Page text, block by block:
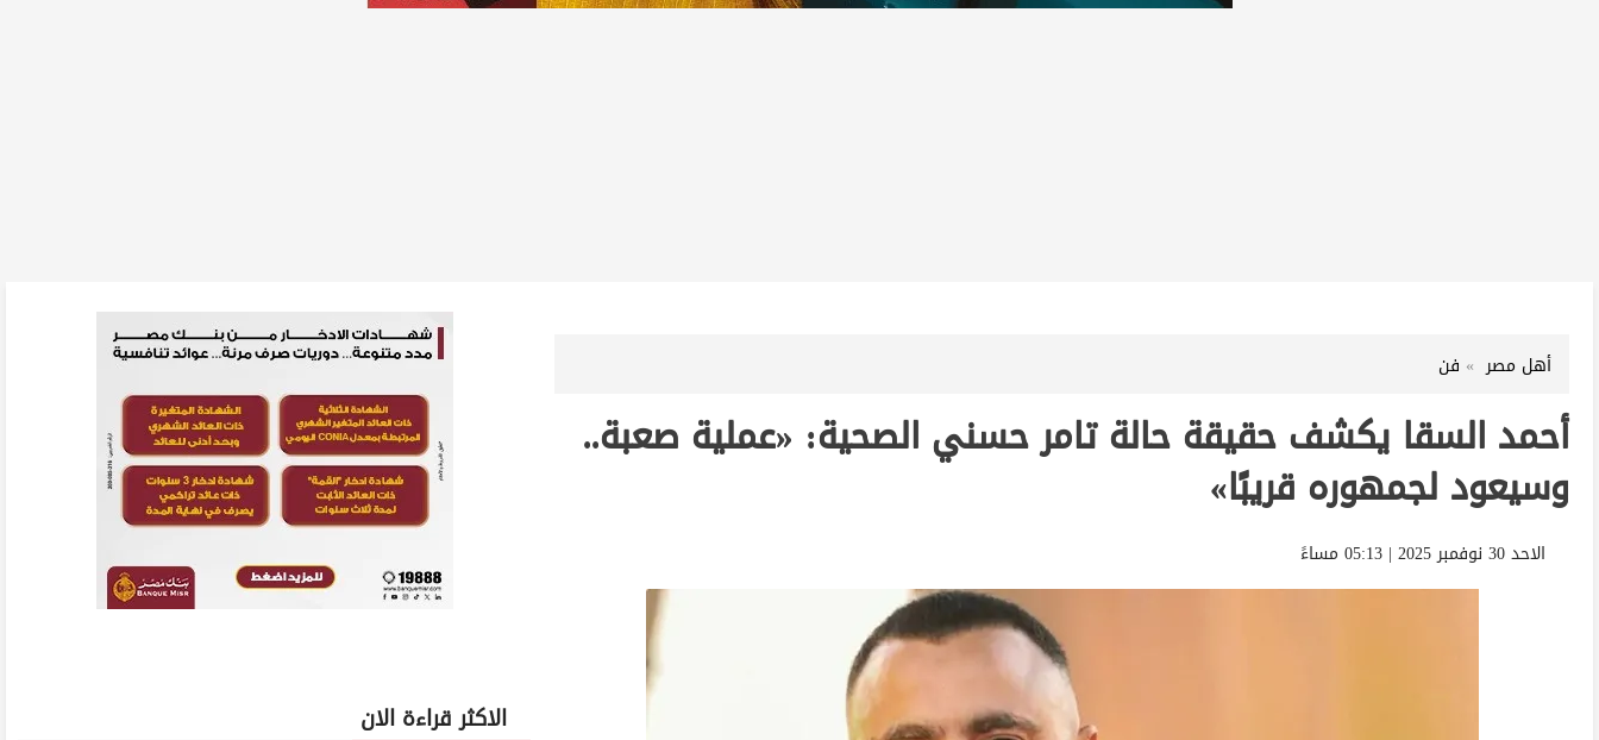
أهل مصر فن
أحمد السقا يكشف حقيقة حالة تامر حسني الصحية: «عملية صعبة..
وسيعود لجمهوره قريبًا»
الاحد 30 نوفمبر 2025 | 05:13 مساءً
الاكثر قراءة الان